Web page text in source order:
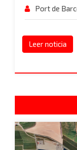
Port de
Leer noticia